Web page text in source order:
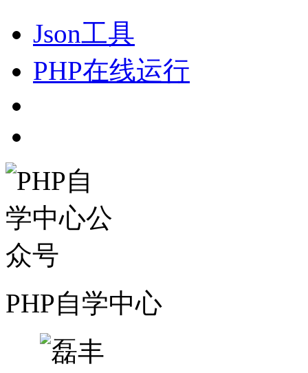
Json工具
PHP在线运行
PHP自学中心